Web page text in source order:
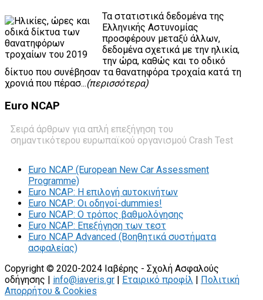
Τα στατιστικά δεδομένα της
Ελληνικής Αστυνομίας
προσφέρουν μεταξύ άλλων,
δεδομένα σχετικά με την ηλικία,
την ώρα, καθώς και το οδικό
δίκτυο που συνέβησαν τα θανατηφόρα τροχαία κατά τη
χρονιά που πέρασ...(περισσότερα)
Euro NCAP
Σειρά άρθρων για απλή επεξήγηση του
σημαντικότερου ευρωπαϊκού οργανισμού Crash Test
Euro NCAP (European New Car Assessment
Programme)
Euro NCAP: Η επιλογή αυτοκινήτων
Euro NCAP: Οι οδηγοί-dummies!
Euro NCAP: O τρόπος βαθμολόγησης
Euro NCAP: Επεξήγηση των τεστ
Euro NCAP Advanced (Βοηθητικά συστήματα
ασφαλείας)
Copyright © 2020-2024 Ιαβέρης - Σχολή Ασφαλούς
οδήγησης | info@iaveris.gr | Εταιρικό προφίλ | Πολιτική
Απορρήτου & Cookies